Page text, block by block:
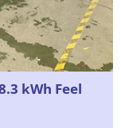
kWh Feel